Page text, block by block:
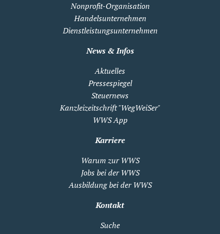
Nonprofit-Organisation
Handelsunternehmen
Dienstleistungsunternehmen
News & Infos
Aktuelles
Pressespiegel
Steuernews
Kanzleizeitschrift "WegWeiSer"
WWS App
Karriere
Warum zur WWS
Jobs bei der WWS
Ausbildung bei der WWS
Kontakt
Suche